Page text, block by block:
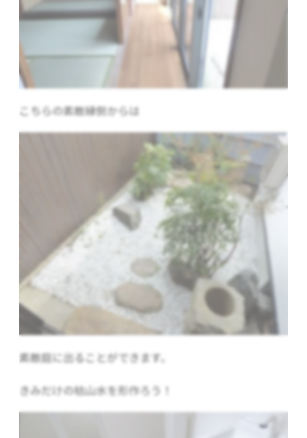
こちらの素敵縁側からは
素敵庭に出ることができます。
きみだけの枯山水を形作ろう！